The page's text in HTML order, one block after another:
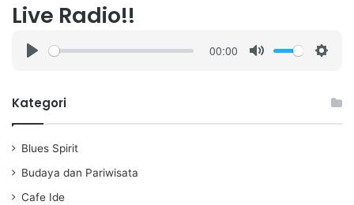
Live Radio!!
a
00:00
Kategori
Blues Spirit
Budaya dan Pariwisata
Cafe Ide